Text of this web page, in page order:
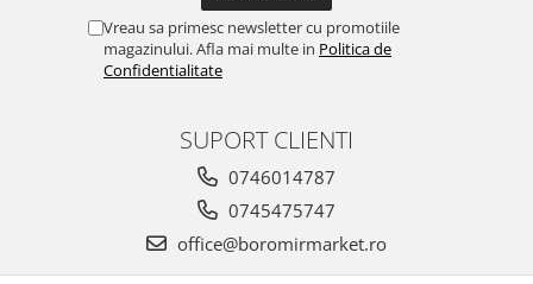
Vreau sa primesc newsletter cu promotiile
magazinului. Afla mai multe in Politica de
Confidentialitate
SUPORT CLIENTI
0746014787
0745475747
office@boromirmarket.ro